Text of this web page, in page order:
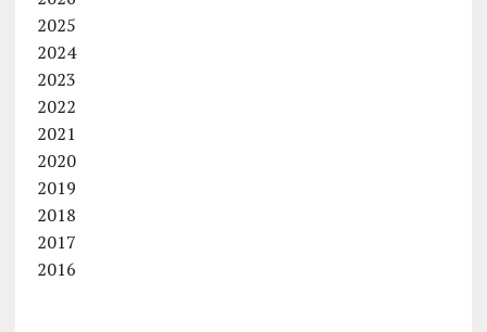
2025
2024
2023
2022
2021
2020
2019
2018
2017
2016